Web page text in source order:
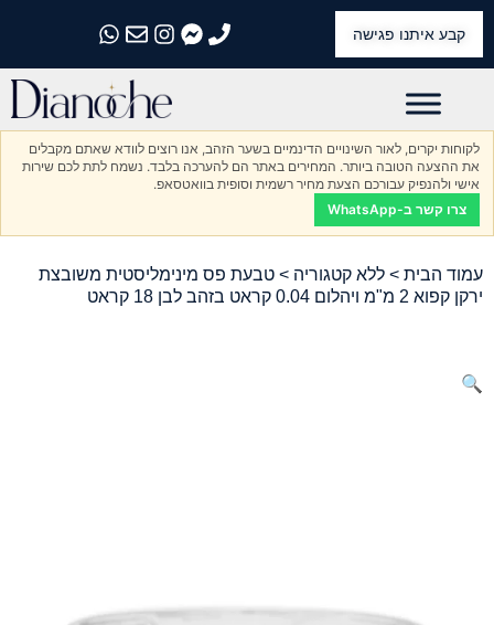
קבע איתנו פגישה
התקשרו אלינו
התקשרו אלינו
התקשרו אלינו
התקשרו אלינו
התקשרו אלינו
לקוחות יקרים, לאור השינויים הדינמיים בשער הזהב, אנו רוצים לוודא שאתם מקבלים
את ההצעה הטובה ביותר. המחירים באתר הם להערכה בלבד. נשמח לתת לכם שירות
אישי ולהנפיק עבורכם הצעת מחיר רשמית וסופית בוואטסאפ.
צרו קשר ב-WhatsApp
עמוד הבית > ללא קטגוריה > טבעת פס מינימליסטית משובצת
ירקן קפוא 2 מ"מ ויהלום 0.04 קראט בזהב לבן 18 קראט
🔍